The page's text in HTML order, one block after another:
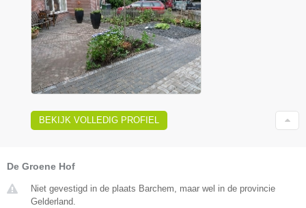
BEKIJK VOLLEDIG PROFIEL
De Groene Hof
Niet gevestigd in de plaats Barchem, maar wel in de provincie
Gelderland.